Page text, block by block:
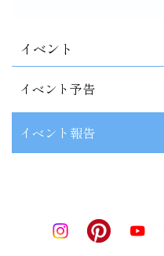
イベント
イベント予告
イベント報告